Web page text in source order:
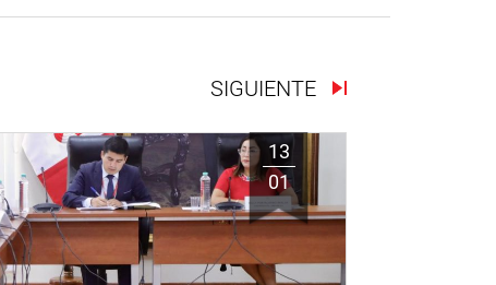
SIGUIENTE
13
01